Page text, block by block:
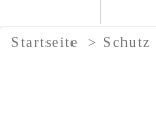
Startseite